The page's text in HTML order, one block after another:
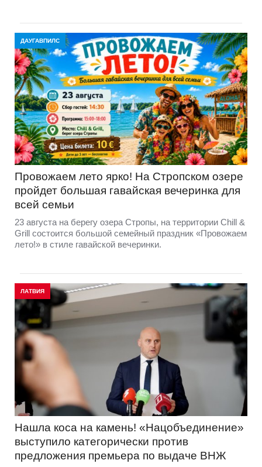
ДАУГАВПИЛС
Провожаем лето ярко! На Стропском озере
пройдет большая гавайская вечеринка для
всей семьи
23 августа на берегу озера Стропы, на территории Chill &
Grill состоится большой семейный праздник «Провожаем
лето!» в стиле гавайской вечеринки.
ЛАТВИЯ
Нашла коса на камень! «Нацобъединение»
выступило категорически против
предложения премьера по выдаче ВНЖ